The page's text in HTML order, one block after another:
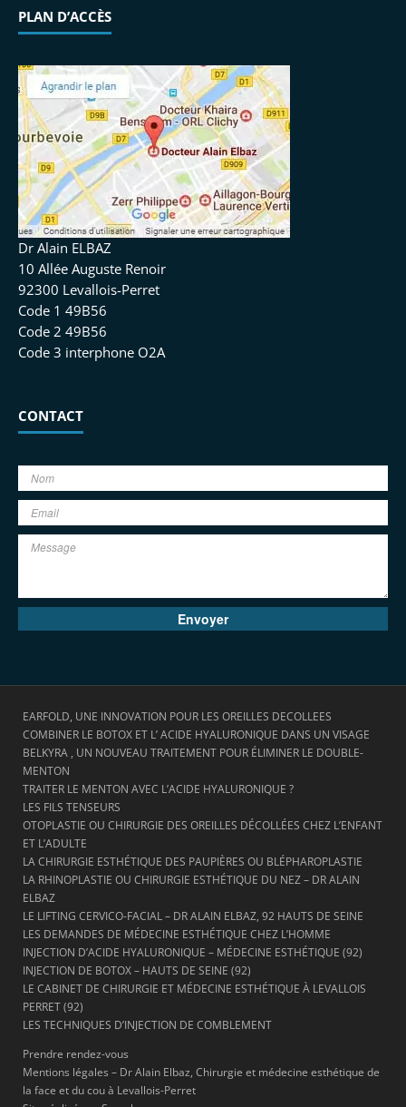
PLAN D’ACCÈS
Dr Alain ELBAZ
10 Allée Auguste Renoir
92300 Levallois-Perret
Code 1 49B56
Code 2 49B56
Code 3 interphone O2A
CONTACT
EARFOLD, UNE INNOVATION POUR LES OREILLES DECOLLEES
COMBINER LE BOTOX ET L’ ACIDE HYALURONIQUE DANS UN VISAGE
BELKYRA , UN NOUVEAU TRAITEMENT POUR ÉLIMINER LE DOUBLE-
MENTON
TRAITER LE MENTON AVEC L’ACIDE HYALURONIQUE ?
LES FILS TENSEURS
OTOPLASTIE OU CHIRURGIE DES OREILLES DÉCOLLÉES CHEZ L’ENFANT
ET L’ADULTE
LA CHIRURGIE ESTHÉTIQUE DES PAUPIÈRES OU BLÉPHAROPLASTIE
LA RHINOPLASTIE OU CHIRURGIE ESTHÉTIQUE DU NEZ – DR ALAIN
ELBAZ
LE LIFTING CERVICO-FACIAL – DR ALAIN ELBAZ, 92 HAUTS DE SEINE
LES DEMANDES DE MÉDECINE ESTHÉTIQUE CHEZ L’HOMME
INJECTION D’ACIDE HYALURONIQUE – MÉDECINE ESTHÉTIQUE (92)
INJECTION DE BOTOX – HAUTS DE SEINE (92)
LE CABINET DE CHIRURGIE ET MÉDECINE ESTHÉTIQUE À LEVALLOIS
PERRET (92)
LES TECHNIQUES D’INJECTION DE COMBLEMENT
Prendre rendez-vous
Mentions légales – Dr Alain Elbaz, Chirurgie et médecine esthétique de
la face et du cou à Levallois-Perret